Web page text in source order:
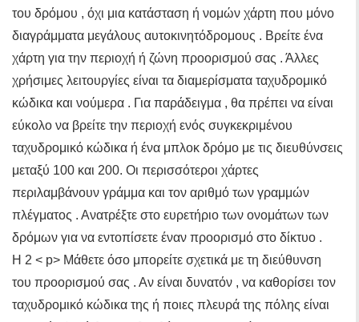
του δρόμου , όχι μια κατάσταση ή νομών χάρτη που μόνο
διαγράμματα μεγάλους αυτοκινητόδρομους . Βρείτε ένα
χάρτη για την περιοχή ή ζώνη προορισμού σας . Άλλες
χρήσιμες λειτουργίες είναι τα διαμερίσματα ταχυδρομικό
κώδικα και νούμερα . Για παράδειγμα , θα πρέπει να είναι
εύκολο να βρείτε την περιοχή ενός συγκεκριμένου
ταχυδρομικό κώδικα ή ένα μπλοκ δρόμο με τις διευθύνσεις
μεταξύ 100 και 200. Οι περισσότεροι χάρτες
περιλαμβάνουν γράμμα και τον αριθμό των γραμμών
πλέγματος . Ανατρέξτε στο ευρετήριο των ονομάτων των
δρόμων για να εντοπίσετε έναν προορισμό στο δίκτυο .
Η 2 < p> Μάθετε όσο μπορείτε σχετικά με τη διεύθυνση
του προορισμού σας . Αν είναι δυνατόν , να καθορίσει τον
ταχυδρομικό κώδικα της ή ποιες πλευρά της πόλης είναι